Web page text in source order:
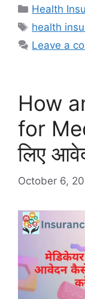
Categories
Health
Tags
health
Leave a
How
for
लिए
October 6,